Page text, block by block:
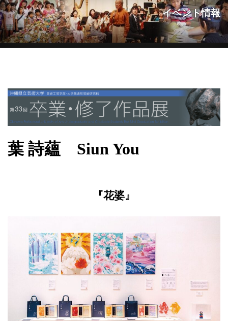
イベント情報
葉 詩蘊 Siun You
『花婆』